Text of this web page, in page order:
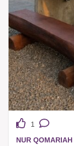
1
NUR QOMARIAH